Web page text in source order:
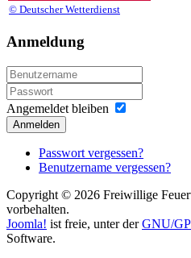
© Deutscher Wetterdienst
Anmeldung
Angemeldet bleiben
Anmelden
Passwort vergessen?
Benutzername vergessen?
Copyright © 2026 Freiwillige
vorbehalten.
Joomla! ist freie, unter derGNU/
Software.